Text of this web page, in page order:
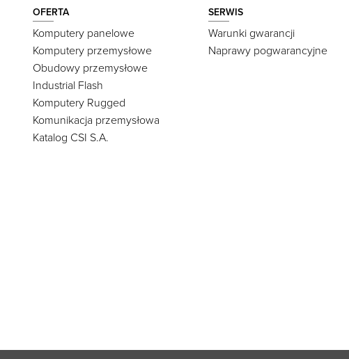
OFERTA
Komputery panelowe
Komputery przemysłowe
Obudowy przemysłowe
Industrial Flash
Komputery Rugged
Komunikacja przemysłowa
Katalog CSI S.A.
SERWIS
Warunki gwarancji
Naprawy pogwarancyjne